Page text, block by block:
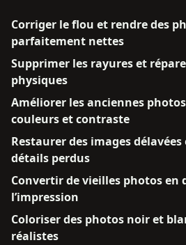
Corriger le flou et rendre des
parfaitement nettes
Supprimer les rayures et
physiques
Améliorer les anciennes
couleurs et contraste
Restaurer des images
détails perdus
Convertir de vieilles photos en
l’impression
Coloriser des photos noir et
réalistes